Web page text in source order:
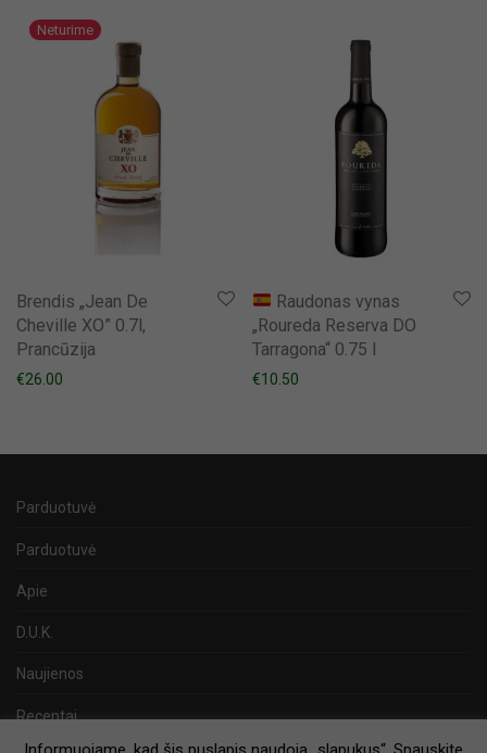
Brendis „Jean De
Cheville XO” 0.7l,
Prancūzija
€26.00
Raudonas vynas
„Roureda Reserva DO
Tarragona“ 0.75 l
€10.50
Parduotuvė
Parduotuvė
Apie
D.U.K.
Naujienos
Receptai